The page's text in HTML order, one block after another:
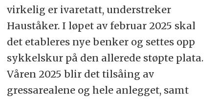
virkelig er ivaretatt, understreker
Hauståker. I løpet av februar 2025 skal
det etableres nye benker og settes opp
sykkelskur på den allerede støpte plata.
Våren 2025 blir det tilsåing av
gressarealene og hele anlegget, samt